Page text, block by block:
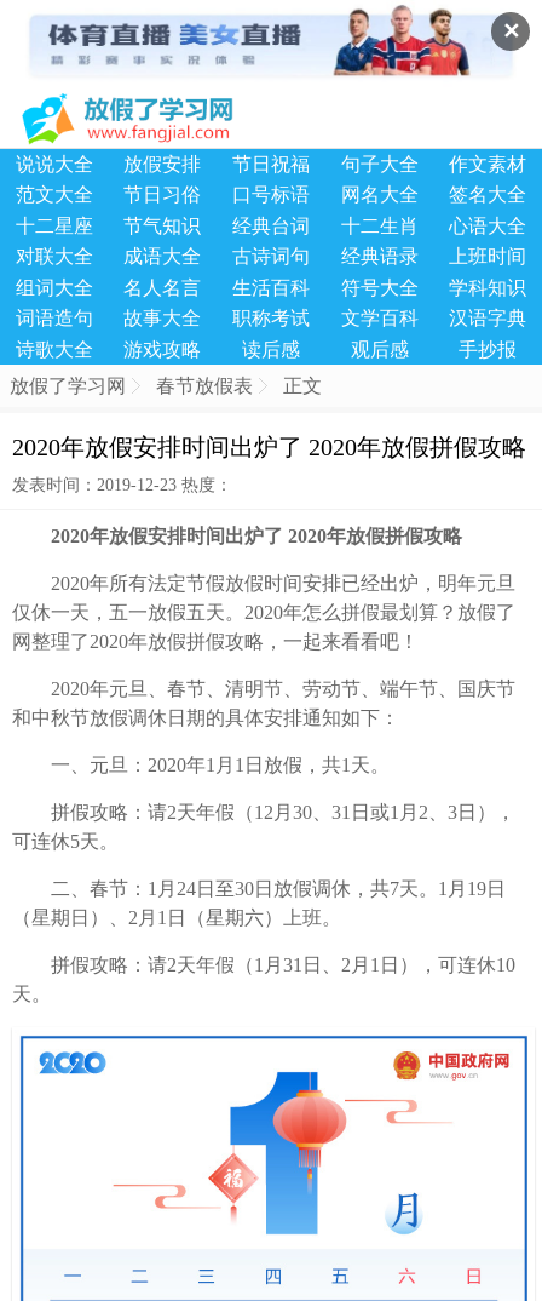
✕
说说大全 放假安排 节日祝福 句子大全
作文素材
范文大全
节日习俗 口号标语 网名大全
签名大全
十二星座
节气知识 经典台词 十二生肖
心语大全
对联大全
成语大全 古诗词句 经典语录
上班时间
组词大全
名人名言 生活百科 符号大全
学科知识
词语造句
故事大全 职称考试 文学百科
汉语字典
诗歌大全
游戏攻略 读后感 观后感
手抄报
放假了学习网
春节放假表 正文
2020年放假安排时间出炉了 2020年放假拼假攻略
发表时间：2019-12-23 热度：
2020年放假安排时间出炉了 2020年放假拼假攻略
2020年所有法定节假放假时间安排已经出炉，明年元旦
仅休一天，五一放假五天。2020年怎么拼假最划算？放假了
网整理了2020年放假拼假攻略，一起来看看吧！
2020年元旦、春节、清明节、劳动节、端午节、国庆节
和中秋节放假调休日期的具体安排通知如下：
一、元旦：2020年1月1日放假，共1天。
拼假攻略：请2天年假（12月30、31日或1月2、3日），
可连休5天。
二、春节：1月24日至30日放假调休，共7天。1月19日
（星期日）、2月1日（星期六）上班。
拼假攻略：请2天年假（1月31日、2月1日），可连休10
天。